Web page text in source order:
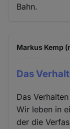
Bahn.
Markus Kemp
Das
Das
Wir leben in
der die